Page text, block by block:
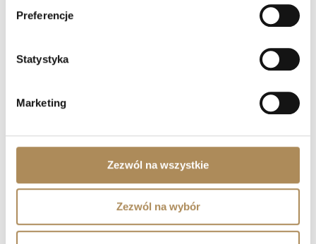
Preferencje
Statystyka
Marketing
Zezwól na wszystkie
Zezwól na wybór
przez Pracownię Artystyczną Kania. W Luxos Arts dbamy o to,
aby każdy kolekcjonerski unikat niosł ze sobą stuprocentową
Czym zajmuje się LUXOS Arts?
Czy mogę złożyć indywidualne zamówienie lub
poprosić o wyszukanie konkretnego przedmiotu?
Czy obiekty oferowane przez LUXOS Arts są